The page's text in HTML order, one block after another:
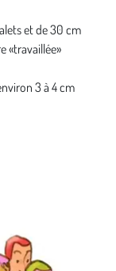
et de 30 cm
«travaillée»
3 à 4 cm